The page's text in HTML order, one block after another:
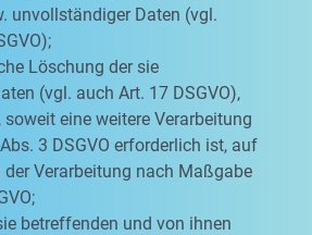
unvollständiger Daten (vgl.
Löschung der sie
(vgl. auch Art. 17 DSGVO),
soweit eine weitere Verarbeitung
3 DSGVO erforderlich ist, auf
der Verarbeitung nach Maßgabe
betreffenden und von ihnen